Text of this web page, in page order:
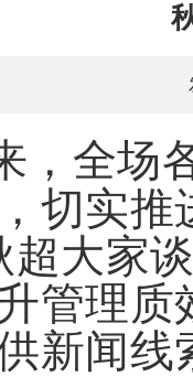
，全场
切实
超大家
管理
新闻